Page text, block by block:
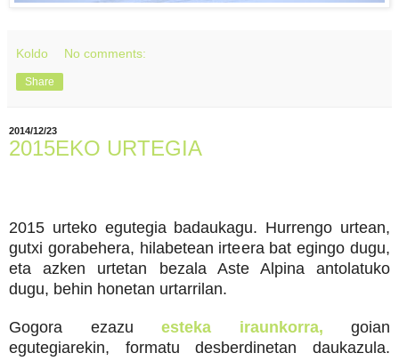
Koldo No comments:
Share
2014/12/23
2015EKO URTEGIA
2015 urteko egutegia badaukagu. Hurrengo urtean,
gutxi gorabehera, hilabetean irteera bat egingo dugu,
eta azken urtetan bezala Aste Alpina antolatuko
dugu, behin honetan urtarrilan.
Gogora ezazu esteka iraunkorra,
goian
egutegiarekin, formatu desberdinetan daukazula.